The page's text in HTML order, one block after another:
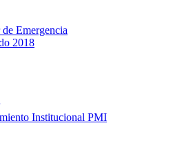
Emergencia
2018
Institucional PMI